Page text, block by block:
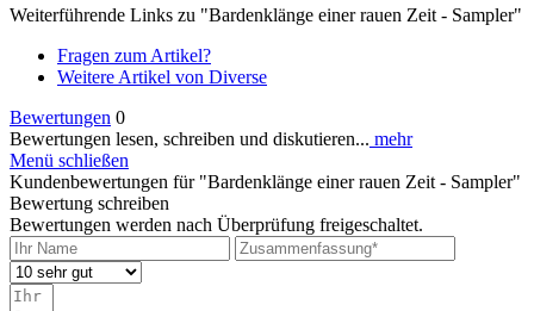
Weiterführende Links zu "Bardenklänge einer rauen Zeit - Sampler"
Fragen zum Artikel?
Weitere Artikel von Diverse
Bewertungen 0
Bewertungen lesen, schreiben und diskutieren... mehr
Menü schließen
Kundenbewertungen für "Bardenklänge einer rauen Zeit - Sampler"
Bewertung schreiben
Bewertungen werden nach Überprüfung freigeschaltet.